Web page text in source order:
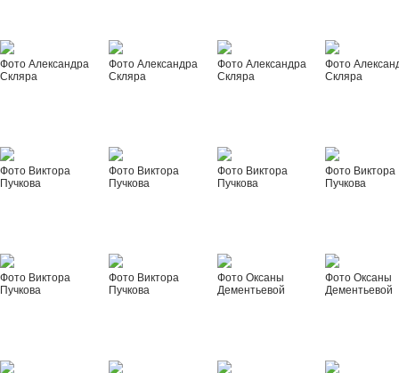
Фото Александра
Скляра
Фото Александра
Скляра
Фото Александра
Скляра
Фото
Скляра
Фото Виктора
Пучкова
Фото Виктора
Пучкова
Фото Виктора
Пучкова
Фото Виктора
Пучкова
Фото Виктора
Пучкова
Фото Виктора
Пучкова
Фото Оксаны
Дементьевой
Фото Оксаны
Дементьевой